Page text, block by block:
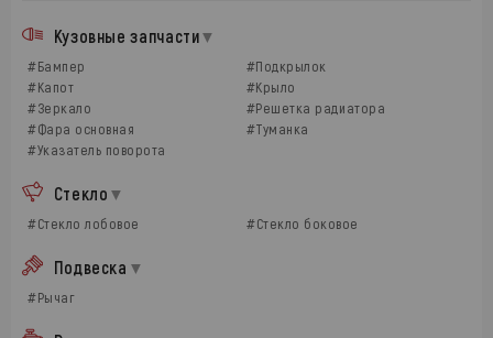
Кузовные запчасти
#Бампер
#Подкрылок
#Капот
#Крыло
#Зеркало
#Решетка радиатора
#Фара основная
#Туманка
#Указатель поворота
Стекло
#Стекло лобовое #Стекло боковое
Подвеска
#Рычаг